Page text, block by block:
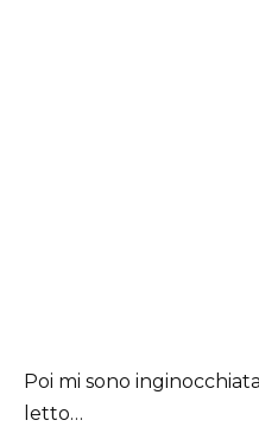
Poi mi sono
letto…